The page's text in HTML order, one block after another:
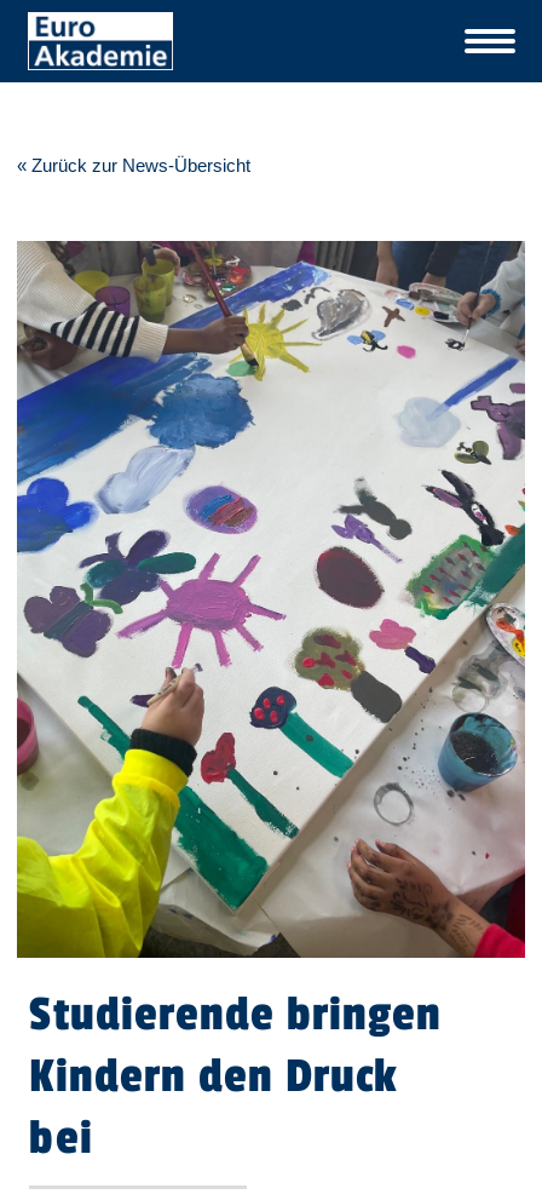
« Zurück zur News-Übersicht
Studierende bringen
Kindern den Druck
bei